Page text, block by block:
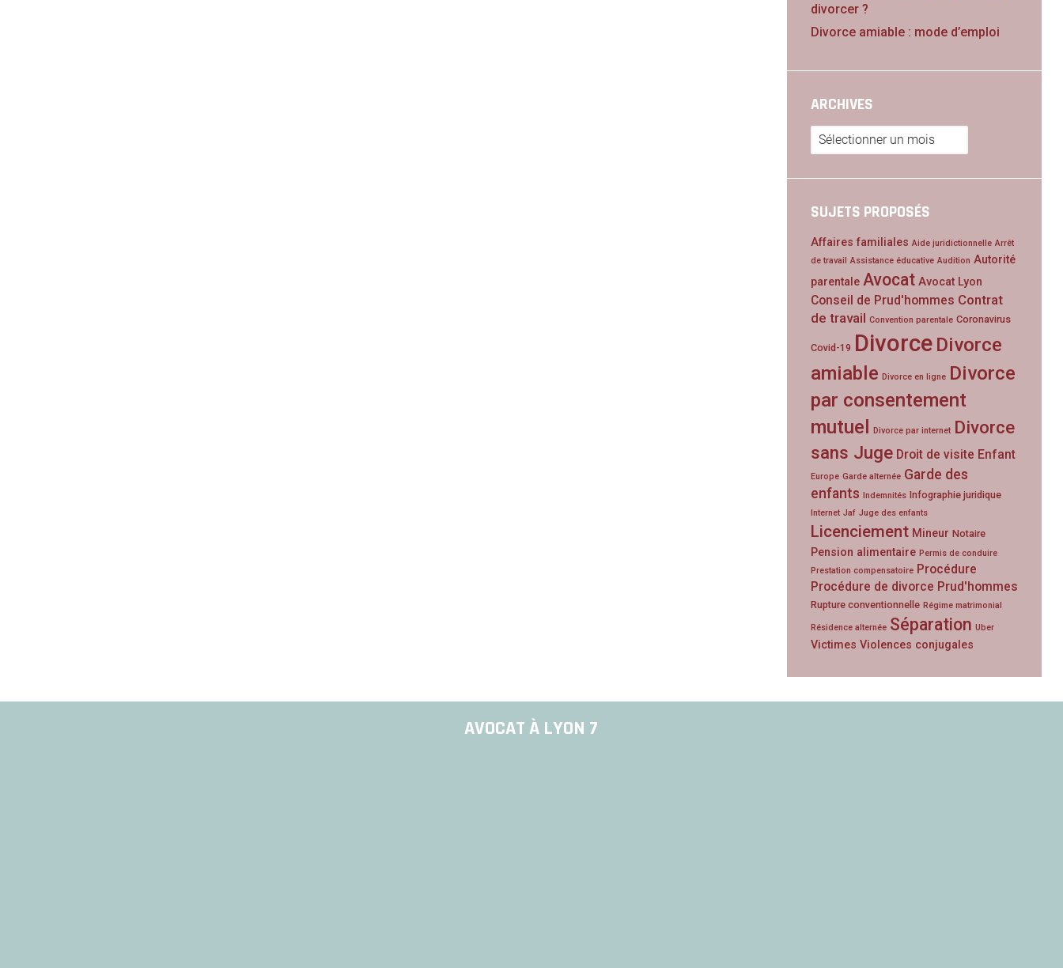
divorcer ?
Divorce amiable : mode d’emploi
ARCHIVES
Archives
SUJETS PROPOSÉS
Affaires familiales Aide juridictionnelle Arrêt
de travail Assistance éducative Audition Autorité
parentale Avocat Avocat Lyon
Conseil de Prud'hommes Contrat
de travail Convention parentale Coronavirus
Covid-19 Divorce Divorce
amiable Divorce en ligne Divorce
par consentement
mutuel Divorce par internet Divorce
sans Juge Droit de visite Enfant
Europe Garde alternée Garde des
enfants Indemnités Infographie juridique
Internet Jaf Juge des enfants
Licenciement Mineur Notaire
Pension alimentaire Permis de conduire
Prestation compensatoire Procédure
Procédure de divorce Prud'hommes
Rupture conventionnelle Régime matrimonial
Résidence alternée Séparation Uber
Victimes Violences conjugales
AVOCAT À LYON 7